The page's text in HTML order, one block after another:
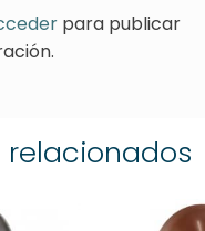
para publicar
relacionados